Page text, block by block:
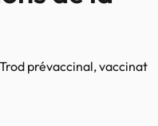
prévaccinal,